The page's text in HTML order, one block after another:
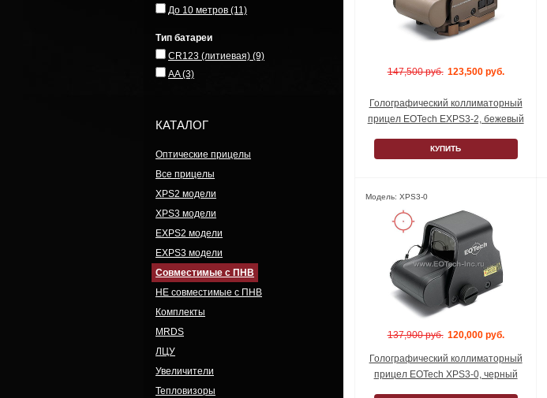
До 10 метров (11)
Тип батареи
CR123 (литиевая) (9)
AA(3)
КАТАЛОГ
Оптические прицелы
Все прицелы
XPS2 модели
XPS3 модели
EXPS2 модели
EXPS3 модели
Совместимые с ПНВ
НЕ совместимые с ПНВ
Комплекты
MRDS
ЛЦУ
Увеличители
Тепловизоры
147,500 руб. 123,500 руб.
Голографический коллиматорный
прицел EOTech EXPS3-2, бежевый
КУПИТЬ
Модель: XPS3-0
137,900 руб. 120,000 руб.
Голографический коллиматорный
прицел EOTech XPS3-0, черный